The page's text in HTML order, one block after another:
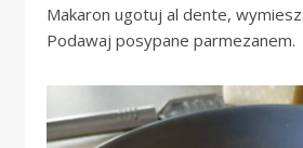
Makaron ugotuj al dente,
Podawaj posypane parmezanem.